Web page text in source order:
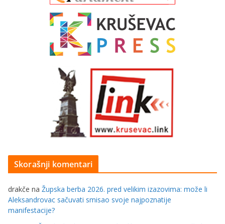
Skorašnji komentari
drakče na Župska berba 2026. pred velikim izazovima: može li
Aleksandrovac sačuvati smisao svoje najpoznatije
manifestacije?